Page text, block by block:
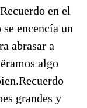
en el
encencía un
abrasar a
algo
grandes y